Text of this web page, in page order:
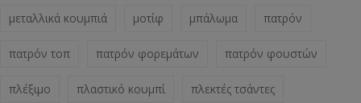
μεταλλικά κουμπιά μοτίφ μπάλωμα πατρόν
πατρόν τοπ πατρόν φορεμάτων πατρόν φουστών
πλέξιμο πλαστικό κουμπί πλεκτές τσάντες